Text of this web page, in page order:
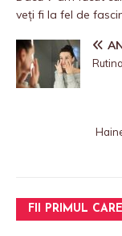
veți fi la fel de
FII PRIMUL